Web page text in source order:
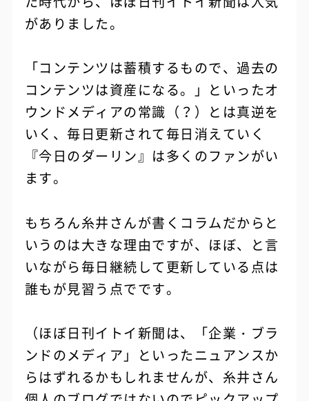
がありました。
「コンテンツは蓄積するもので、過去の
コンテンツは資産になる。」といったオ
ウンドメディアの常識（？）とは真逆を
いく、毎日更新されて毎日消えていく
『今日のダーリン』は多くのファンがい
ます。
もちろん糸井さんが書くコラムだからと
いうのは大きな理由ですが、ほぼ、と言
いながら毎日継続して更新している点は
誰もが見習う点でです。
（ほぼ日刊イトイ新聞は、「企業・ブラ
ンドのメディア」といったニュアンスか
らはずれるかもしれませんが、糸井さん